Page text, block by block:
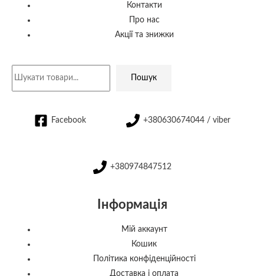
Контакти
Про нас
Акції та знижки
Пошук
Facebook +380630674044 / viber
+380974847512
Інформація
Мій аккаунт
Кошик
Політика конфіденційності
Доставка і оплата